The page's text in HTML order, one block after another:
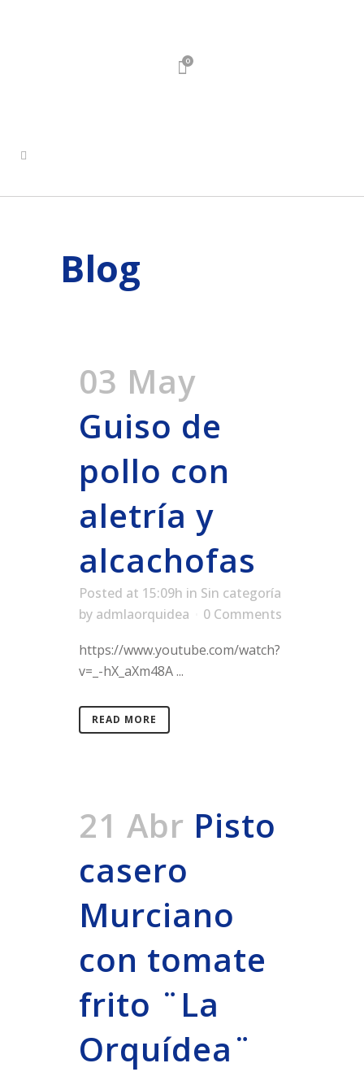
0
Blog
03 May
Guiso de
pollo con
aletría y
alcachofas
Posted at 15:09h in Sin categoría
by admlaorquidea
0 Comments
https://www.youtube.com/watch?
v=_-hX_aXm48A ...
READ MORE
21 Abr Pisto
casero
Murciano
con tomate
frito ¨La
Orquídea¨